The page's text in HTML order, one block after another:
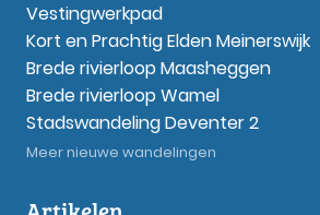
Vestingwerkpad
Kort en Prachtig Elden Meinerswijk
Brede rivierloop Maasheggen
Brede rivierloop Wamel
Stadswandeling Deventer 2
Meer nieuwe wandelingen